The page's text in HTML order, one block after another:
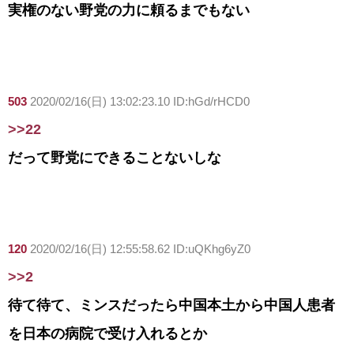
実権のない野党の力に頼るまでもない
503 2020/02/16(日) 13:02:23.10 ID:hGd/rHCD0
>>22
だって野党にできることないしな
120 2020/02/16(日) 12:55:58.62 ID:uQKhg6yZ0
>>2
待て待て、ミンスだったら中国本土から中国人患者
を日本の病院で受け入れるとか